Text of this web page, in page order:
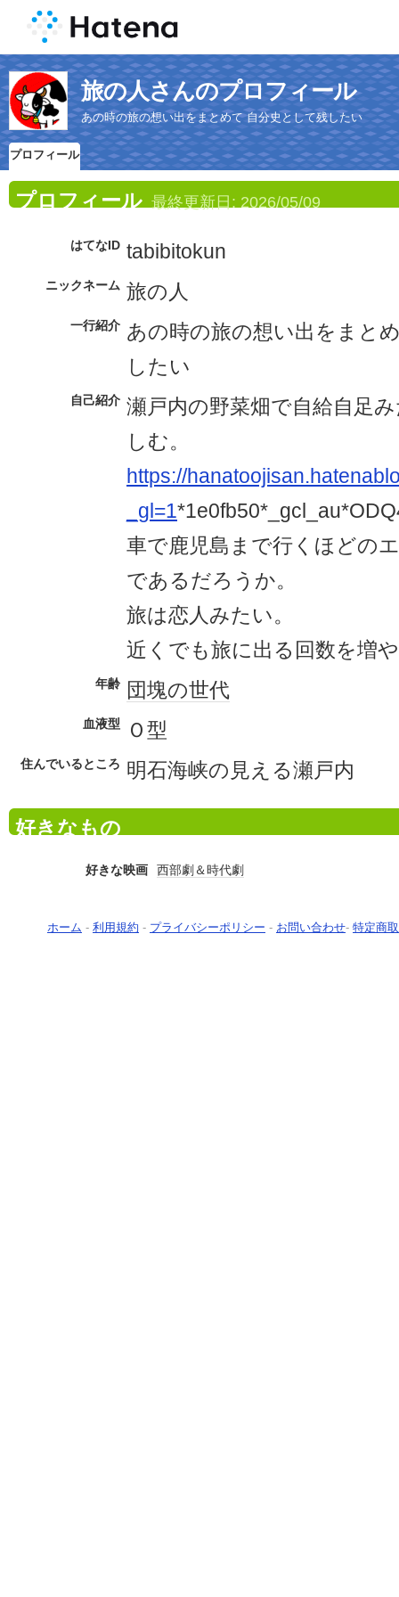
旅の人さんのプロフィール
あの時の旅の想い出をまとめて 自分史として残したい
プロフィール
プロフィール 最終更新日: 2026/05/09
はてなID tabibitokun
ニックネーム 旅の人
一行紹介 あの時の旅の想い出をまと
したい
自己紹介 瀬戸内の野菜畑で自給自足
しむ。
https://
_gl=1
車で鹿児島まで行くほどの
であるだろうか。
旅は恋人みたい。
近くでも旅に出る回数を増
年齢 団塊の世代
血液型 Ｏ型
住んでいるところ 明石海峡の見える瀬戸内
好きなもの
好きな映画 西部劇＆時代劇
ホーム - 利用規約 - プライバシーポリシー - お問い合わせ- 特定商